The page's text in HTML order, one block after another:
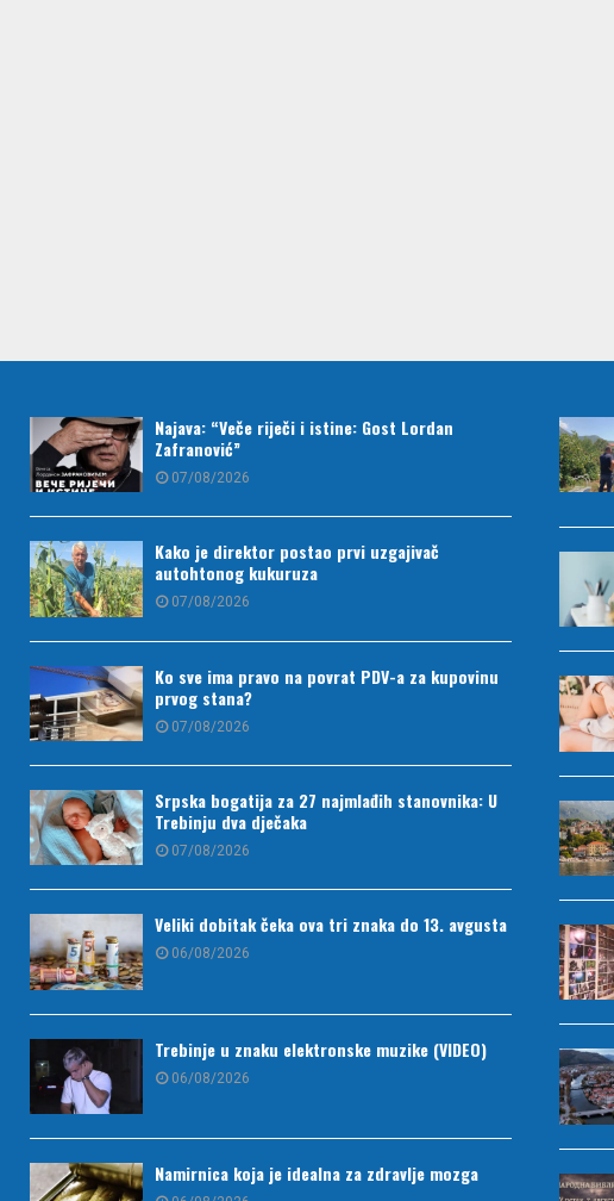
Najava: “Veče riječi i istine: Gost Lordan
Zafranović”
07/08/2026
Kako je direktor postao prvi uzgajivač
autohtonog kukuruza
07/08/2026
Ko sve ima pravo na povrat PDV-a za kupovinu
prvog stana?
07/08/2026
Srpska bogatija za 27 najmlađih stanovnika: U
Trebinju dva dječaka
07/08/2026
Veliki dobitak čeka ova tri znaka do 13. avgusta
06/08/2026
Trebinje u znaku elektronske muzike (VIDEO)
06/08/2026
Namirnica koja je idealna za zdravlje mozga